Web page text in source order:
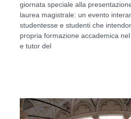
giornata speciale alla
laurea magistrale: un evento
studentesse e studenti che
propria formazione accademica
e tutor del